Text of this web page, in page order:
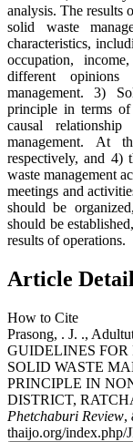
analysis. The results
solid waste
characteristics,
occupation,
different
management. 3)
principle in terms of
causal
management. At
respectively, and 4)
waste management
meetings and
should be
should be
results of operations.
Article
How to Cite
Prasong, . J. .,
GUIDELINES
SOLID WASTE
PRINCIPLE IN
DISTRICT,
Phetchaburi Review,
thaijo.org/index.php/